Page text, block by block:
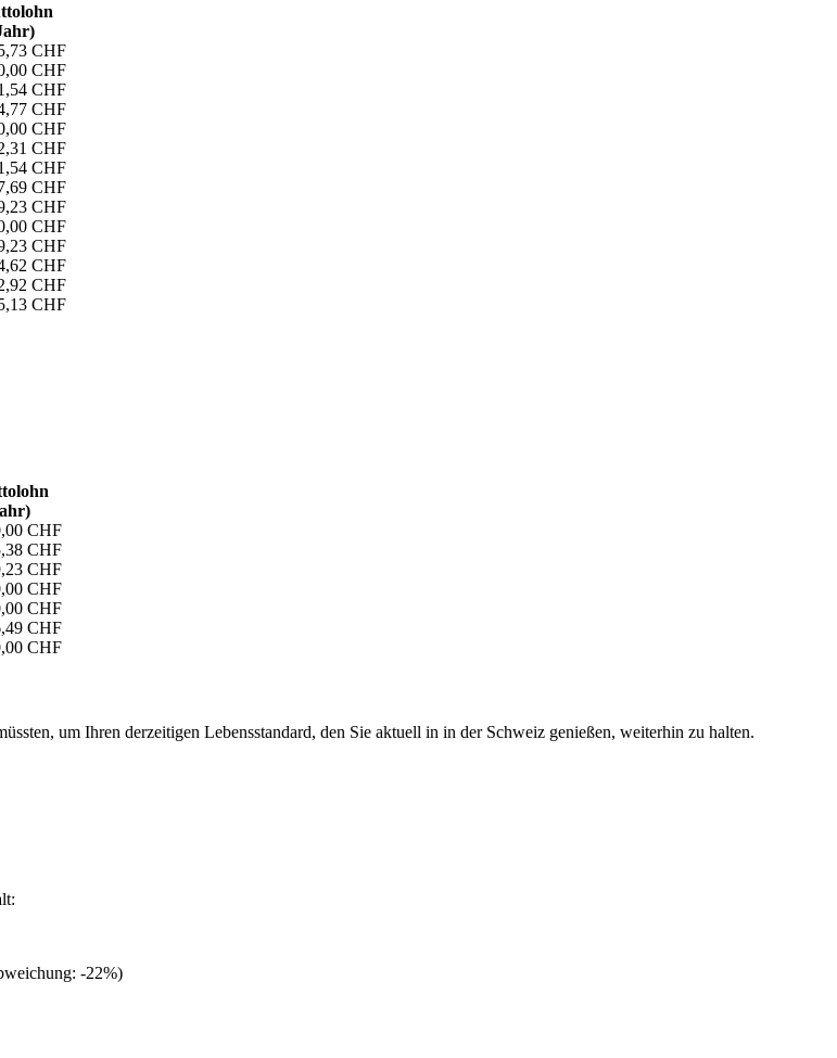
CHF
CHF
CHF
CHF
CHF
CHF
CHF
CHF
CHF
CHF
CHF
CHF
CHF
CHF
CHF
CHF
CHF
CHF
CHF
CHF
CHF
um Ihren derzeitigen Lebensstandard, den Sie aktuell in in der Schweiz genießen, weiterhin zu halten.
-22%)